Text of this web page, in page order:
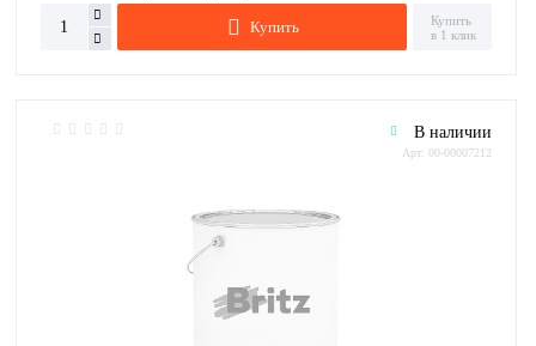
Купить
Купить
в 1 клик
В наличии
Арт: 00-00007212